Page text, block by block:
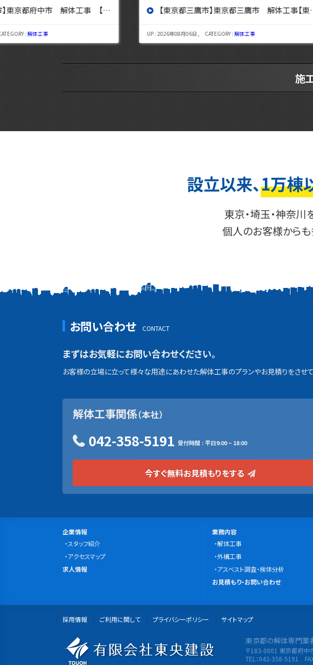
】 【東京都三鷹市】東京都三鷹市 解体工事【東京・埼玉・神奈川の解体工事なら東央建設へ】
解体工事
【東京都立川市】東京
施
設立以来、1万棟
東京・埼玉・神奈川
個人のお客様からも
お問い合わせ
まずはお気軽にお問い合わせください。
お客様の立場に立って様々な用途にあわせた解体工事のプランやお見積りをさせ
解体工事関係（本社）
042-358-5191 受付時間 : 平日9:00 ~ 18:00
今すぐ無料お見積もりをする
サ
イ
ト
会
社
案
内
企業情報
スタッフ紹介
アクセスマップ
求
報
求人情報
事
業
内
容
業務内容
解体工事
外構工事
アスベスト調査・検体分析
無
お
も
り・
お見積もり・お問い合わせ
採用情報 ご利用に関して プライバシーポリシー サイトマップ
有限会社 東央建設
東京都の解体専門業
〒183-0001 東京都府中
TEL：042-358-5191